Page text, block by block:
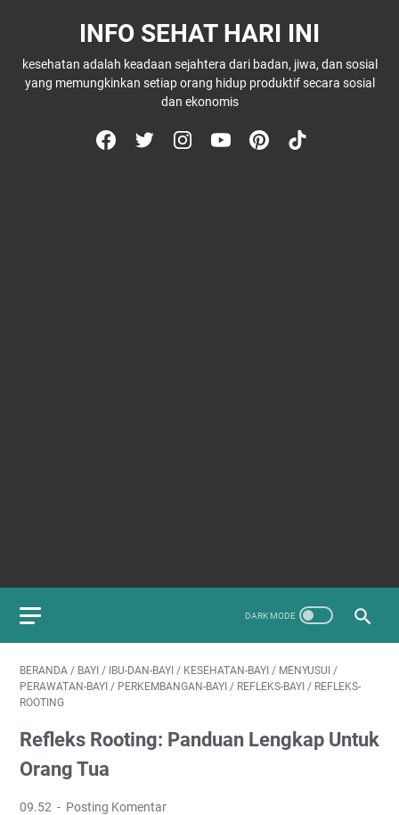
INFO SEHAT HARI INI
kesehatan adalah keadaan sejahtera dari badan, jiwa, dan sosial
yang memungkinkan setiap orang hidup produktif secara sosial
dan ekonomis
BERANDA / BAYI / IBU-DAN-BAYI / KESEHATAN-BAYI / MENYUSUI /
PERAWATAN-BAYI / PERKEMBANGAN-BAYI / REFLEKS-BAYI / REFLEKS-
ROOTING
Refleks Rooting: Panduan Lengkap Untuk
Orang Tua
09.52 Posting Komentar